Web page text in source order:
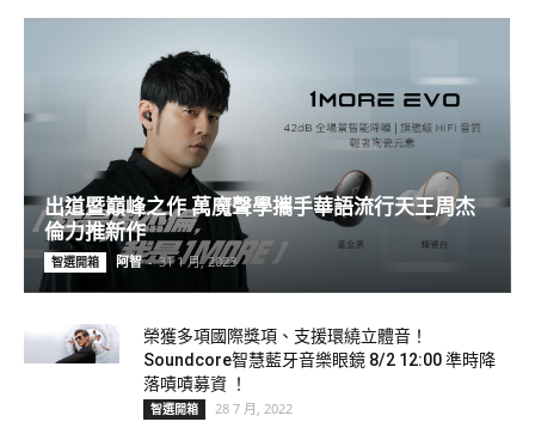
出道暨巔峰之作 萬魔聲學攜手華語流行天王周杰
倫力推新作
智選開箱 阿智 - 31 1 月, 2023
榮獲多項國際獎項、支援環繞立體音！
Soundcore智慧藍牙音樂眼鏡 8/2 12:00 準時降
落嘖嘖募資 ！
智選開箱 28 7 月, 2022